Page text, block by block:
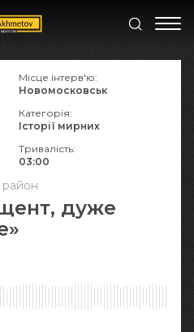
дуже
Місце інтерв'ю:
Новомосковськ
Категорія:
Історії мирних
Тривалість:
03:00